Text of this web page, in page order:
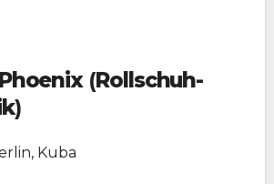
(Rollschuh-
)
Kuba